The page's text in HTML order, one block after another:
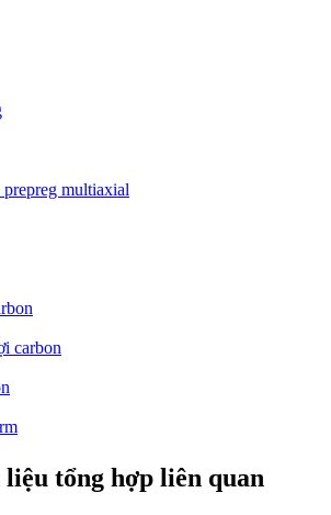
multiaxial
carbon
tổng hợp liên quan